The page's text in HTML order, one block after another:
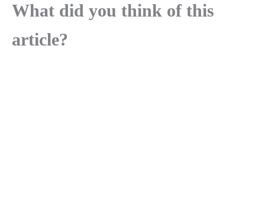
What did you think of this
article?